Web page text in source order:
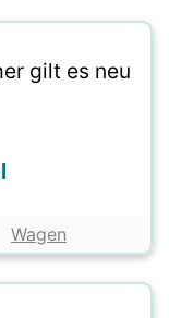
gilt es neu
Wagen